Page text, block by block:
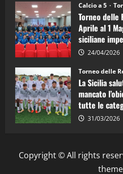
Calcio a 5
Torneo delle
Aprile al 1
siciliane
24/04/2026
Torneo delle
La Sicilia
mancato
tutte le
31/03/2026
Copyright © All rights